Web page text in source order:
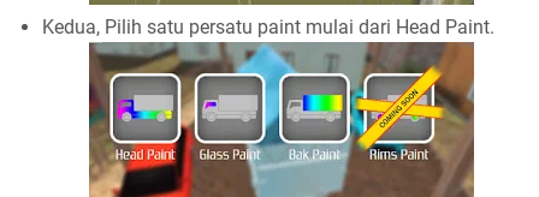
Kedua, Pilih satu persatu paint mulai dari Head Paint.